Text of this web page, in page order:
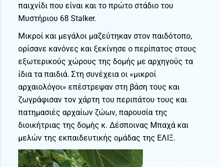
παιχνίδι που είναι και το πρώτο στάδιο του
Μυστήριου 68 Stalker.
Μικροί και μεγάλοι μαζεύτηκαν στον παιδότοπο,
ορίσανε κανόνες και ξεκίνησε ο περίπατος στους
εξωτερικούς χώρους της δομής με αρχηγούς τα
ίδια τα παιδιά. Στη συνέχεια οι «μικροί
αρχαιολόγοι» επέστρεψαν στη βάση τους και
ζωγράφισαν τον χάρτη του περιπάτου τους και
πατημασιές αρχαίων ζώων, παρουσία της
διοικήτριας της δομής κ. Δέσποινας Μπαχά και
μελών της εκπαιδευτικής ομάδας της ΕΛΙΞ.